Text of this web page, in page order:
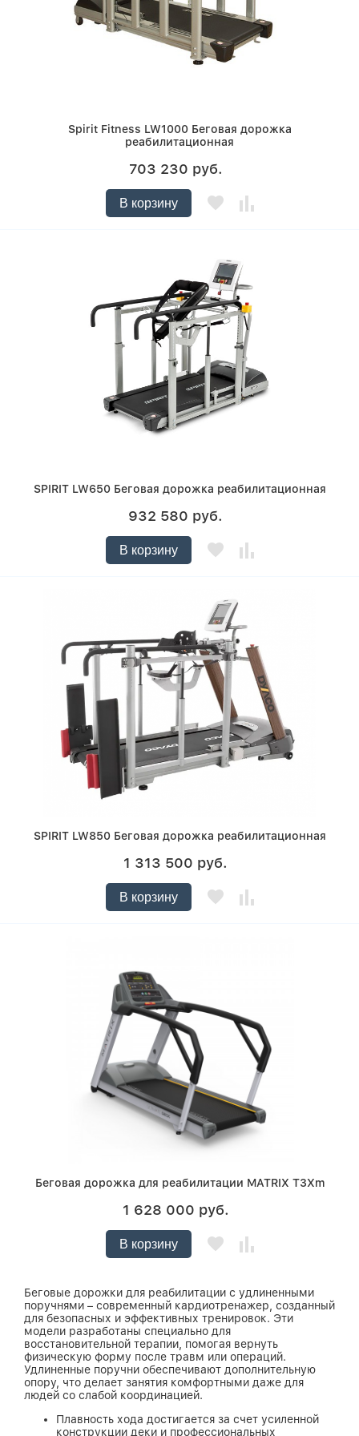
Spirit Fitness LW1000 Беговая дорожка
реабилитационная
703 230 руб.
В корзину
SPIRIT LW650 Беговая дорожка реабилитационная
932 580 руб.
В корзину
SPIRIT LW850 Беговая дорожка реабилитационная
1 313 500 руб.
В корзину
Беговая дорожка для реабилитации MATRIX T3Xm
1 628 000 руб.
В корзину
Беговые дорожки для реабилитации с удлиненными
поручнями – современный кардиотренажер, созданный
для безопасных и эффективных тренировок. Эти
модели разработаны специально для
восстановительной терапии, помогая вернуть
физическую форму после травм или операций.
Удлиненные поручни обеспечивают дополнительную
опору, что делает занятия комфортными даже для
людей со слабой координацией.
Плавность хода достигается за счет усиленной
конструкции деки и профессиональных